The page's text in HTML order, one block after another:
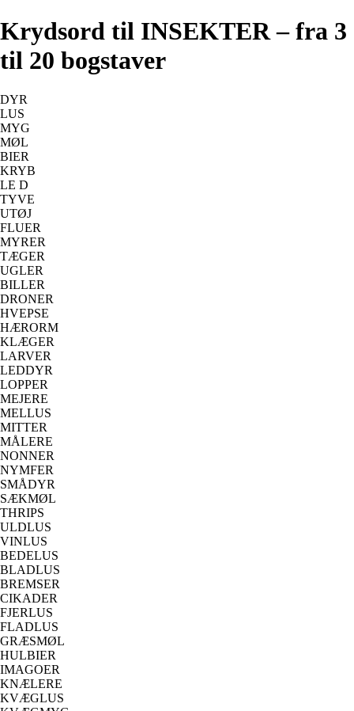
Krydsord til INSEKTER – fra 3
til 20 bogstaver
DYR
LUS
MYG
MØL
BIER
KRYB
LE D
TYVE
UTØJ
FLUER
MYRER
TÆGER
UGLER
BILLER
DRONER
HVEPSE
HÆRORM
KLÆGER
LARVER
LEDDYR
LOPPER
MEJERE
MELLUS
MITTER
MÅLERE
NONNER
NYMFER
SMÅDYR
SÆKMØL
THRIPS
ULDLUS
VINLUS
BEDELUS
BLADLUS
BREMSER
CIKADER
FJERLUS
FLADLUS
GRÆSMØL
HULBIER
IMAGOER
KNÆLERE
KVÆGLUS